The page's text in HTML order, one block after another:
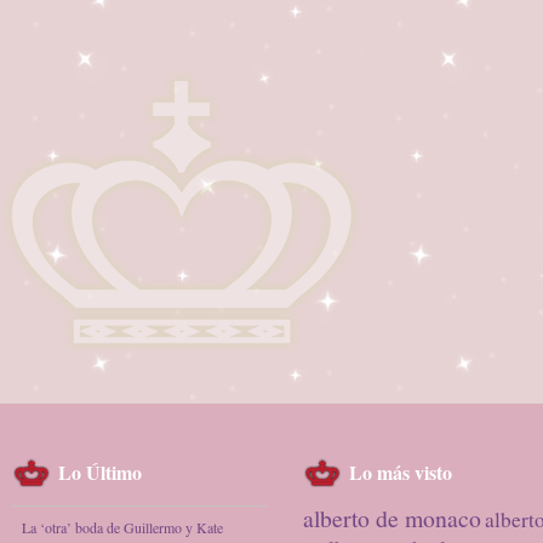
Lo Último
La ‘otra’ boda de Guillermo y Kate
Lo más visto
alberto de monaco